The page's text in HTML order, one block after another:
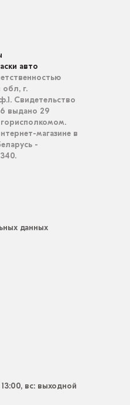
авто
обл, г.
Свидетельство
выдано 29
магазине в
-
данных
вс: выходной